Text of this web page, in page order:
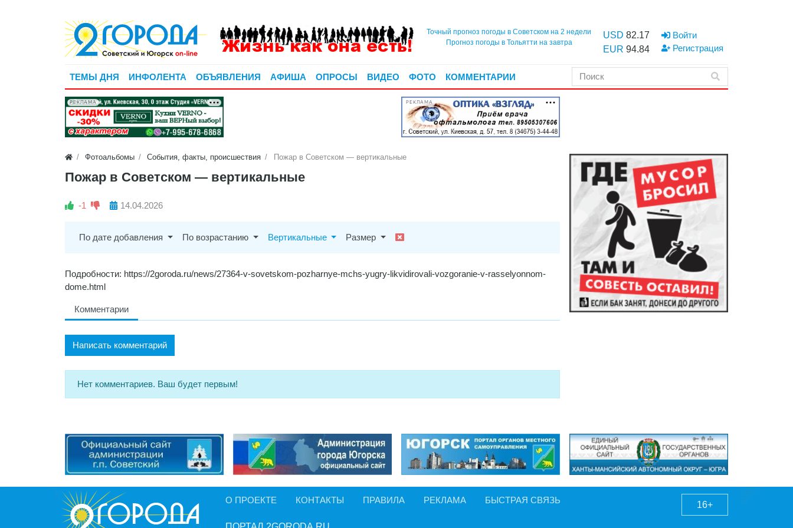
Точный прогноз погоды в Советском на 2 недели
Прогноз погоды в Тольятти на завтра
USD 82.17
EUR 94.84
Войти
Регистрация
ТЕМЫ ДНЯ ИНФОЛЕНТА ОБЪЯВЛЕНИЯ АФИША ОПРОСЫ ВИДЕО ФОТО КОММЕНТАРИИ
РЕКЛАМА РЕКЛАМА
Фотоальбомы События, факты, происшествия Пожар в Советском — вертикальные
Пожар в Советском — вертикальные
-1 14.04.2026
По дате добавления По возрастанию Вертикальные Размер
Подробности: https://2goroda.ru/news/27364-v-sovetskom-pozharnye-mchs-yugry-likvidirovali-vozgoranie-v-rasselyonnom-
dome.html
Комментарии
Написать комментарий
Нет комментариев. Ваш будет первым!
О ПРОЕКТЕ КОНТАКТЫ ПРАВИЛА РЕКЛАМА БЫСТРАЯ СВЯЗЬ 16+